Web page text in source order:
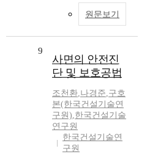
원문보기
9
사면의 안전진
단 및 보호공법
조천환,나경준,구호
본(한국건설기술연
구원),한국건설기술
연구원
한국건설기술연
구원